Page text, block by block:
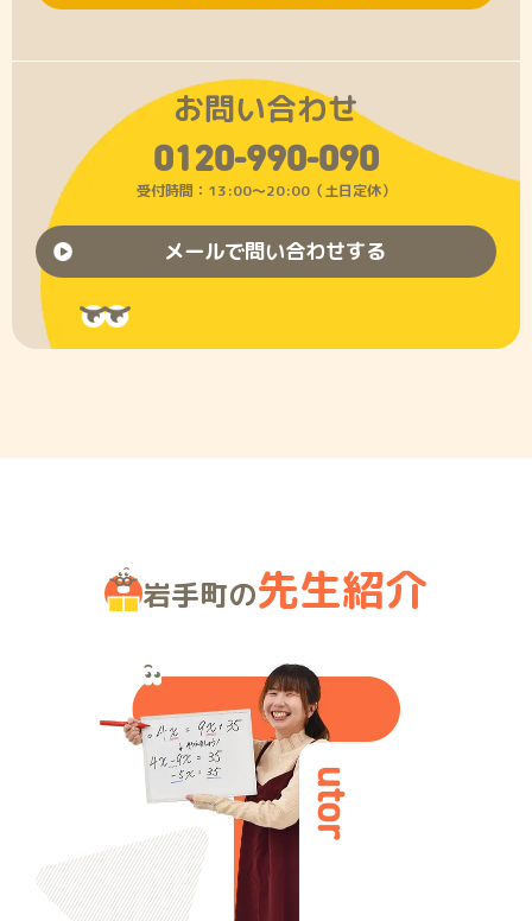
お問い合わせ
0120-990-090
受付時間：13:00〜20:00（土日定休）
メールで問い合わせする
岩手町の先生紹介